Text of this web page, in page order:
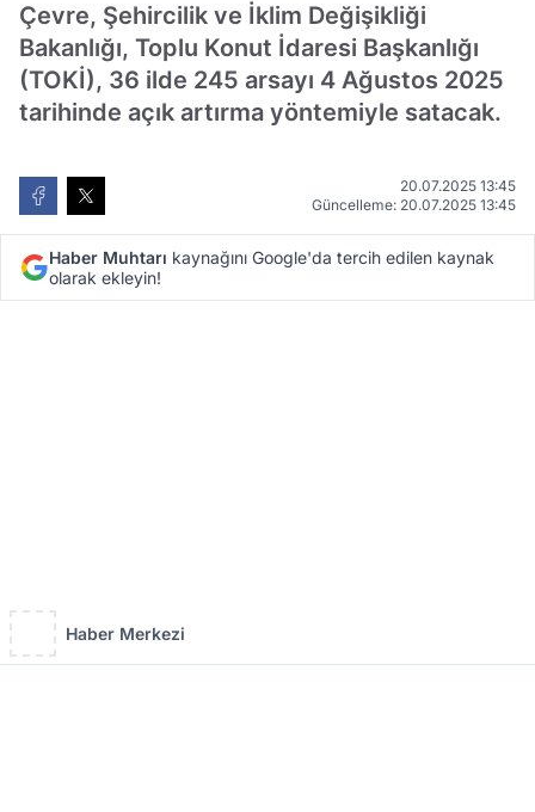
Çevre, Şehircilik ve İklim Değişikliği
Bakanlığı, Toplu Konut İdaresi Başkanlığı
(TOKİ), 36 ilde 245 arsayı 4 Ağustos 2025
tarihinde açık artırma yöntemiyle satacak.
20.07.2025 13:45
Güncelleme: 20.07.2025 13:45
Haber Muhtarı kaynağını Google'da tercih edilen kaynak
olarak ekleyin!
Haber Merkezi